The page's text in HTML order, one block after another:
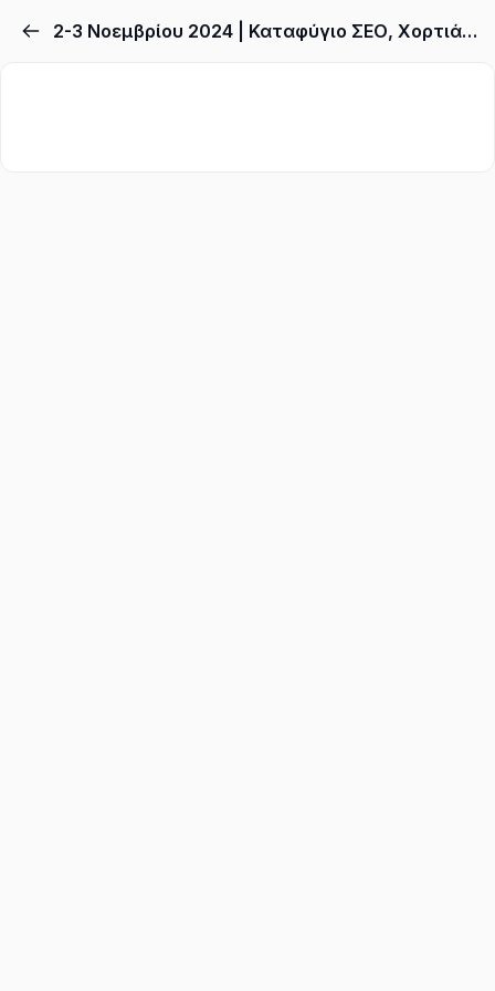
2-3 Νοεμβρίου 2024 | Καταφύγιο ΣΕΟ, Χορτιάτης